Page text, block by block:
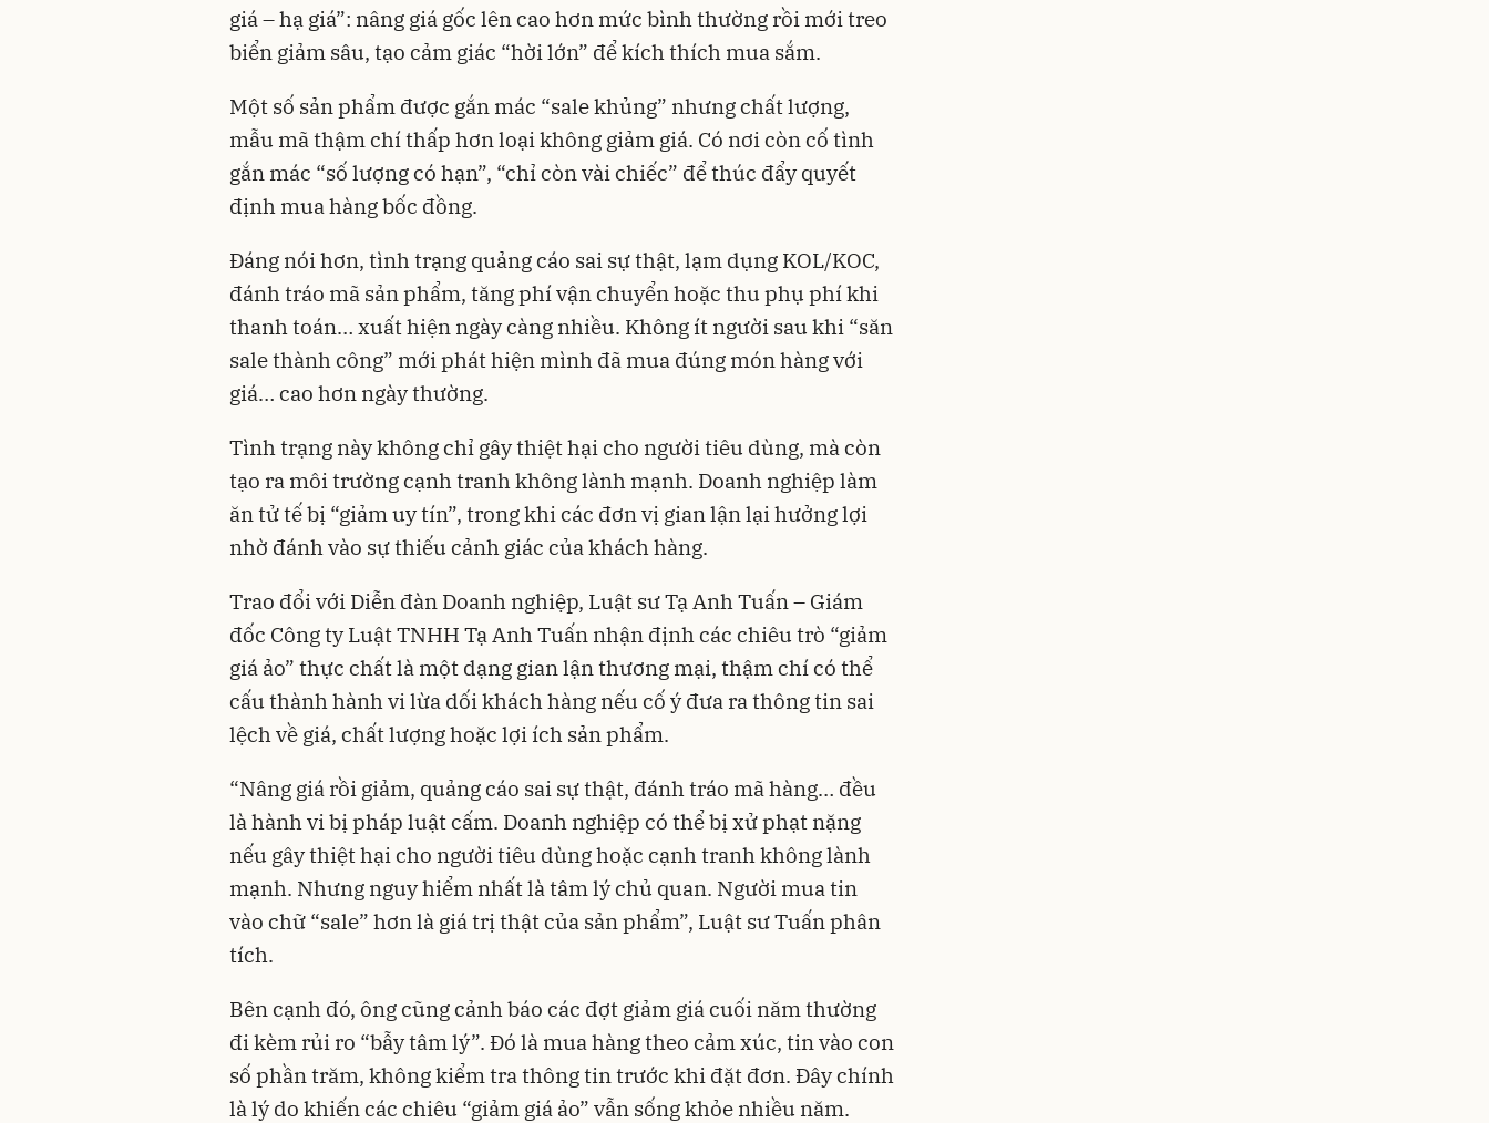
giá – hạ giá”: nâng giá gốc lên cao hơn mức bình thường rồi mới treo
biển giảm sâu, tạo cảm giác “hời lớn” để kích thích mua sắm.
Một số sản phẩm được gắn mác “sale khủng” nhưng chất lượng,
mẫu mã thậm chí thấp hơn loại không giảm giá. Có nơi còn cố tình
gắn mác “số lượng có hạn”, “chỉ còn vài chiếc” để thúc đẩy quyết
định mua hàng bốc đồng.
Đáng nói hơn, tình trạng quảng cáo sai sự thật, lạm dụng KOL/KOC,
đánh tráo mã sản phẩm, tăng phí vận chuyển hoặc thu phụ phí khi
thanh toán… xuất hiện ngày càng nhiều. Không ít người sau khi “săn
sale thành công” mới phát hiện mình đã mua đúng món hàng với
giá… cao hơn ngày thường.
Tình trạng này không chỉ gây thiệt hại cho người tiêu dùng, mà còn
tạo ra môi trường cạnh tranh không lành mạnh. Doanh nghiệp làm
ăn tử tế bị “giảm uy tín”, trong khi các đơn vị gian lận lại hưởng lợi
nhờ đánh vào sự thiếu cảnh giác của khách hàng.
Trao đổi với Diễn đàn Doanh nghiệp, Luật sư Tạ Anh Tuấn – Giám
đốc Công ty Luật TNHH Tạ Anh Tuấn nhận định các chiêu trò “giảm
giá ảo” thực chất là một dạng gian lận thương mại, thậm chí có thể
cấu thành hành vi lừa dối khách hàng nếu cố ý đưa ra thông tin sai
lệch về giá, chất lượng hoặc lợi ích sản phẩm.
“Nâng giá rồi giảm, quảng cáo sai sự thật, đánh tráo mã hàng… đều
là hành vi bị pháp luật cấm. Doanh nghiệp có thể bị xử phạt nặng
nếu gây thiệt hại cho người tiêu dùng hoặc cạnh tranh không lành
mạnh. Nhưng nguy hiểm nhất là tâm lý chủ quan. Người mua tin
vào chữ “sale” hơn là giá trị thật của sản phẩm”, Luật sư Tuấn phân
tích.
Bên cạnh đó, ông cũng cảnh báo các đợt giảm giá cuối năm thường
đi kèm rủi ro “bẫy tâm lý”. Đó là mua hàng theo cảm xúc, tin vào con
số phần trăm, không kiểm tra thông tin trước khi đặt đơn. Đây chính
là lý do khiến các chiêu “giảm giá ảo” vẫn sống khỏe nhiều năm.